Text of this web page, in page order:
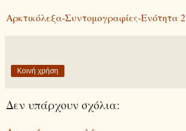
Αρκτικόλεξα-Συντομογραφίες-Ενότητα 2
Κοινή χρήση
Δεν υπάρχουν σχόλια: